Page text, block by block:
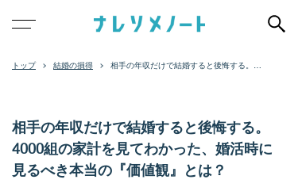
結婚の損得
相手の年収だけで結婚すると後悔する。
相手の年収だけで結婚すると後悔する。
4000組の家計を見てわかった、婚活時に
見るべき本当の『価値観』とは？